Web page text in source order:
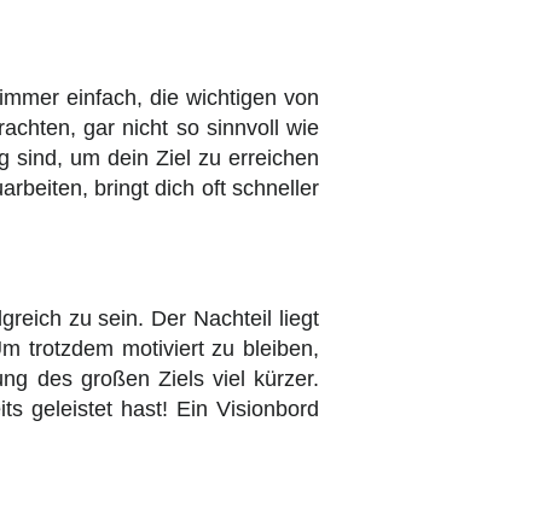
einfach, die wichtigen von
gar nicht so sinnvoll wie
sind, um dein Ziel zu erreichen
bringt dich oft schneller
zu sein. Der Nachteil liegt
trotzdem motiviert zu bleiben,
des großen Ziels viel kürzer.
geleistet hast! Ein Visionbord